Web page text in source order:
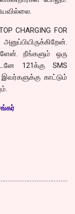
CHARGING FOR
நீங்களும் ஒரு
121க்கு SMS
காட்டும்